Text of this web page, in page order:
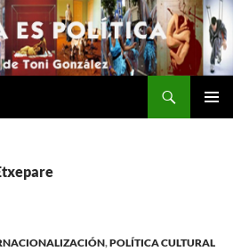
,POLÍTICA CULTURAL